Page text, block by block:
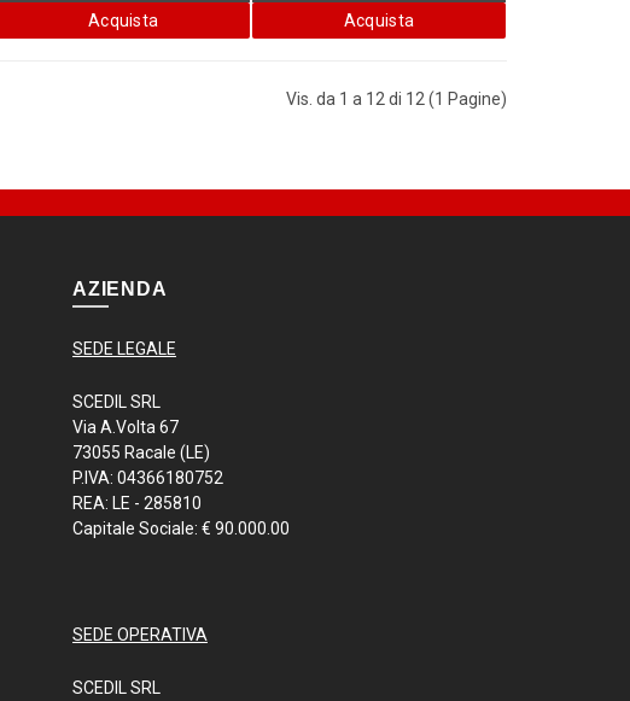
Acquista Acquista
Vis. da 1 a 12 di 12 (1 Pagine)
AZIENDA
SEDE LEGALE
SCEDIL SRL
Via A.Volta 67
73055 Racale (LE)
P.IVA: 04366180752
REA: LE - 285810
Capitale Sociale: € 90.000.00
SEDE OPERATIVA
SCEDIL SRL